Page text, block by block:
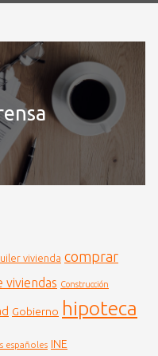
vivienda comprar
viviendas Construcción
Gobierno hipoteca
españoles INE